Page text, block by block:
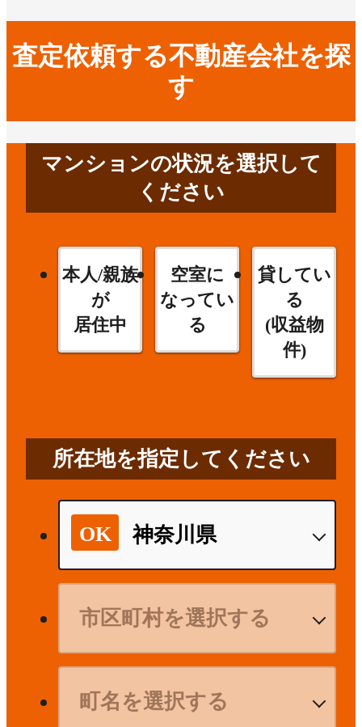
査定依頼する不動産会社を探
す
マンションの状況を選択して
ください
本人/親族
が
居住中
空室に
なってい
る
貸してい
る
(収益物
件)
所在地を指定してください